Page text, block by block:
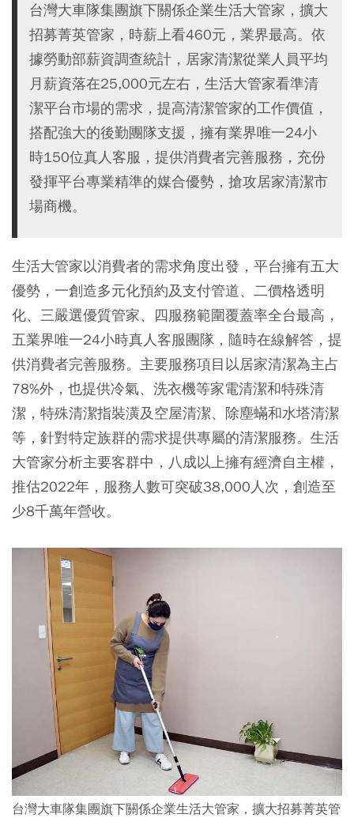
台灣大車隊集團旗下關係企業生活大管家，擴大
招募菁英管家，時薪上看460元，業界最高。依
據勞動部薪資調查統計，居家清潔從業人員平均
月薪資落在25,000元左右，生活大管家看準清
潔平台市場的需求，提高清潔管家的工作價值，
搭配強大的後勤團隊支援，擁有業界唯一24小
時150位真人客服，提供消費者完善服務，充份
發揮平台專業精準的媒合優勢，搶攻居家清潔市
場商機。
生活大管家以消費者的需求角度出發，平台擁有五大
優勢，一創造多元化預約及支付管道、二價格透明
化、三嚴選優質管家、四服務範圍覆蓋率全台最高，
五業界唯一24小時真人客服團隊，隨時在線解答，提
供消費者完善服務。主要服務項目以居家清潔為主占
78%外，也提供冷氣、洗衣機等家電清潔和特殊清
潔，特殊清潔指裝潢及空屋清潔、除塵蟎和水塔清潔
等，針對特定族群的需求提供專屬的清潔服務。生活
大管家分析主要客群中，八成以上擁有經濟自主權，
推估2022年，服務人數可突破38,000人次，創造至
少8千萬年營收。
台灣大車隊集團旗下關係企業生活大管家，擴大招募菁英管